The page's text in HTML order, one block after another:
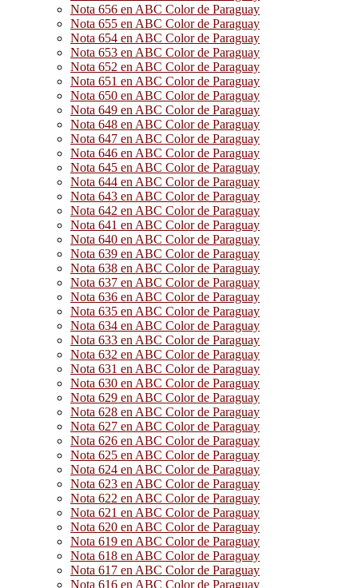
Nota 656 en ABC Color de Paraguay
Nota 655 en ABC Color de Paraguay
Nota 654 en ABC Color de Paraguay
Nota 653 en ABC Color de Paraguay
Nota 652 en ABC Color de Paraguay
Nota 651 en ABC Color de Paraguay
Nota 650 en ABC Color de Paraguay
Nota 649 en ABC Color de Paraguay
Nota 648 en ABC Color de Paraguay
Nota 647 en ABC Color de Paraguay
Nota 646 en ABC Color de Paraguay
Nota 645 en ABC Color de Paraguay
Nota 644 en ABC Color de Paraguay
Nota 643 en ABC Color de Paraguay
Nota 642 en ABC Color de Paraguay
Nota 641 en ABC Color de Paraguay
Nota 640 en ABC Color de Paraguay
Nota 639 en ABC Color de Paraguay
Nota 638 en ABC Color de Paraguay
Nota 637 en ABC Color de Paraguay
Nota 636 en ABC Color de Paraguay
Nota 635 en ABC Color de Paraguay
Nota 634 en ABC Color de Paraguay
Nota 633 en ABC Color de Paraguay
Nota 632 en ABC Color de Paraguay
Nota 631 en ABC Color de Paraguay
Nota 630 en ABC Color de Paraguay
Nota 629 en ABC Color de Paraguay
Nota 628 en ABC Color de Paraguay
Nota 627 en ABC Color de Paraguay
Nota 626 en ABC Color de Paraguay
Nota 625 en ABC Color de Paraguay
Nota 624 en ABC Color de Paraguay
Nota 623 en ABC Color de Paraguay
Nota 622 en ABC Color de Paraguay
Nota 621 en ABC Color de Paraguay
Nota 620 en ABC Color de Paraguay
Nota 619 en ABC Color de Paraguay
Nota 618 en ABC Color de Paraguay
Nota 617 en ABC Color de Paraguay
Nota 616 en ABC Color de Paraguay